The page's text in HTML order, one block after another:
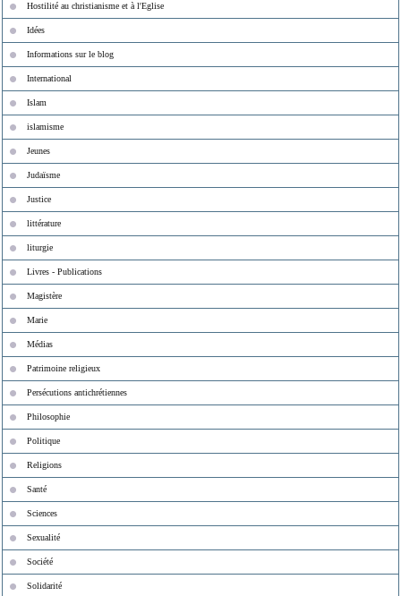
Hostilité au christianisme et à l'Eglise
Idées
Informations sur le blog
International
Islam
islamisme
Jeunes
Judaïsme
Justice
littérature
liturgie
Livres - Publications
Magistère
Marie
Médias
Patrimoine religieux
Persécutions antichrétiennes
Philosophie
Politique
Religions
Santé
Sciences
Sexualité
Société
Solidarité